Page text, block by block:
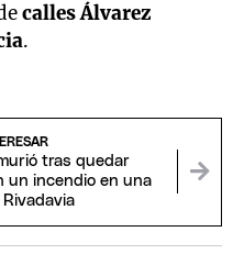
calles Álvarez
.
tras quedar
un incendio en una